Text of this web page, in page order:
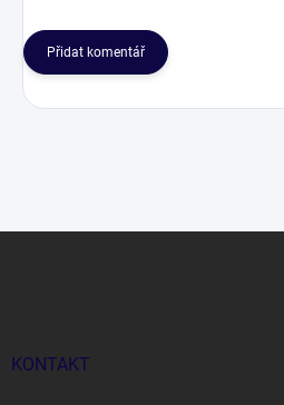
Přidat komentář
KONTAKT